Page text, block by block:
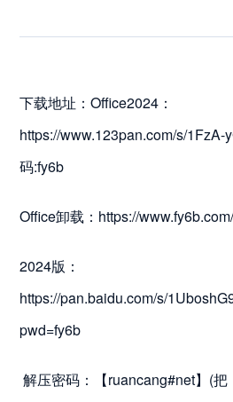
下载地址：Office2024：
https://www.123pan.com/s/1FzA-
码:fy6b
Office卸载：https://
​2024版：
https://pan.baidu.com/s/
pwd=fy6b
解压密码：【ruancang#net】(把